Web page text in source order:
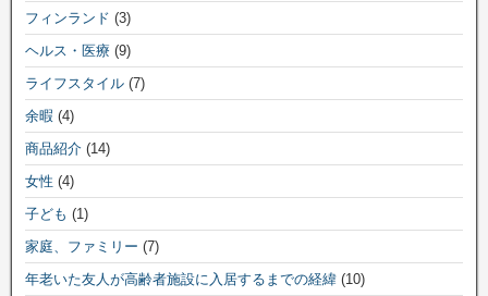
フィンランド (3)
ヘルス・医療 (9)
ライフスタイル (7)
余暇 (4)
商品紹介 (14)
女性 (4)
子ども (1)
家庭、ファミリー (7)
年老いた友人が高齢者施設に入居するまでの経緯 (10)